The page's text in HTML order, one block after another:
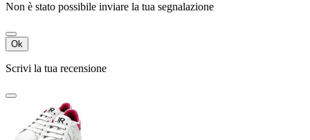
Non è stato possibile inviare la tua segnalazione
Ok
Scrivi la tua recensione